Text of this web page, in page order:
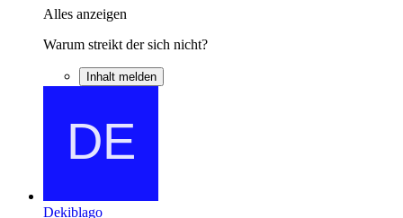
Alles anzeigen
Warum streikt der sich nicht?
Inhalt melden
Dekiblago